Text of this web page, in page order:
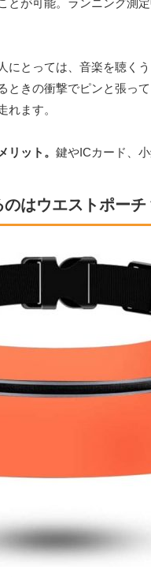
とが可能。ランニング測
にとっては、音楽を聴く
ときの衝撃でピンと張っ
れます。
リット。 鍵やICカード、
はウエストポーチ